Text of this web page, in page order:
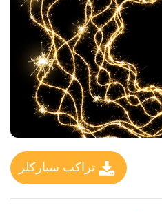
تراكب سباركلر